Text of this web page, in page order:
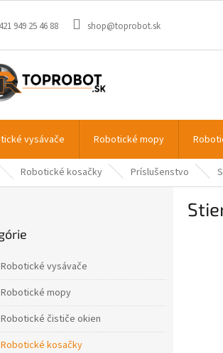
949 25 46 88 shop@toprobot.sk
vysávače Robotické mopy
Robotické kosačky Príslušenstvo
Robotické vysávače
Robotické mopy
Robotické čističe okien
Robotické kosačky